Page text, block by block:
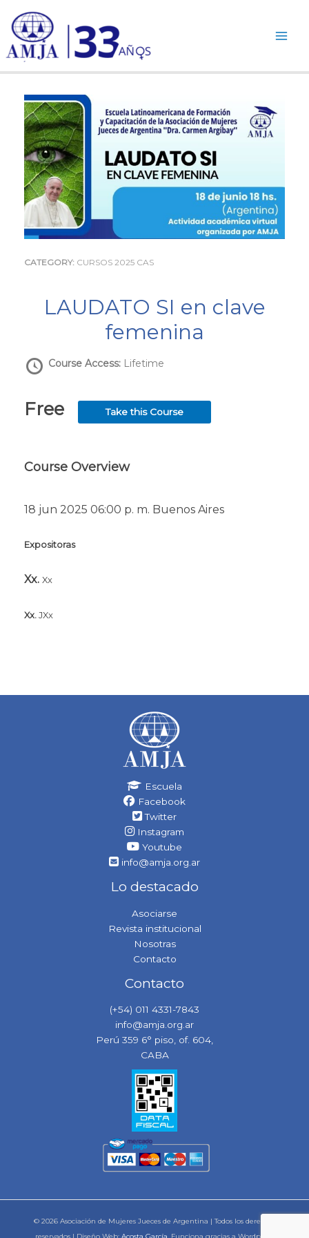
contenido
CATEGORY: CURSOS 2025 CAS
LAUDATO SI en clave
femenina
Course Access: Lifetime
Free Take this Course
Course Overview
18 jun 2025 06:00 p. m. Buenos Aires
Expositoras
Xx. Xx
Xx. JXx
Escuela
Facebook
Twitter
Instagram
Youtube
info@amja.org.ar
Lo destacado
Asociarse
Revista institucional
Nosotras
Contacto
Contacto
(+54) 011 4331-7843
info@amja.org.ar
Perú 359 6° piso, of. 604,
CABA
© 2026 Asociación de Mujeres Jueces de Argentina | Todos los derechos